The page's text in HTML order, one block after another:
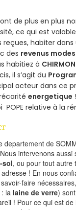
de plus en plus
ce qui est
habiter
des revenus
habitiez à
il s’agit du
acteur dans ce
energetique
POPE relative à la
departement de
intervenons aussi
sol, ou pour tout
! En nous
faire
la laine de verre)
! Pour ce qui est